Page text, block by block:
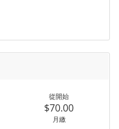
從開始
$70.00
月繳